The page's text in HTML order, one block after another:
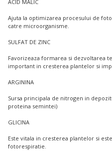
ACID MALIC
Ajuta la optimizarea procesului de
catre microorganisme.
SULFAT DE ZINC
Favorizeaza formarea si dezvoltarea
important in cresterea plantelor si
ARGININA
Sursa principala de nitrogen in
proteina semintei)
GLICINA
Este vitala in cresterea plantelor si
fotorespiratie.